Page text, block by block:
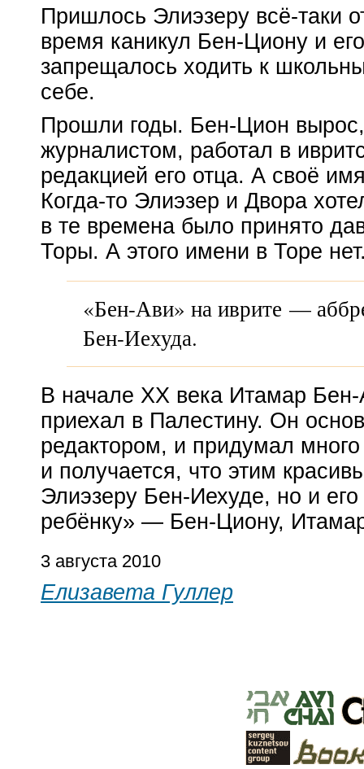
Пришлось Элиэзеру всё-таки
время каникул Бен-Циону и
запрещалось ходить к
себе.
Прошли годы. Бен-Цион
журналистом, работал в
редакцией его отца. А своё
Когда-то Элиэзер и Двора
в те времена было принято
Торы. А этого имени в Торе
«Бен-Ави» на иврите —
Бен-Иехуда.
В начале XX века Итамар
приехал в Палестину. Он
редактором, и придумал
и получается, что этим
Элиэзеру Бен-Иехуде, но и
ребёнку» — Бен-Циону,
3 августа 2010
Елизавета Гуллер